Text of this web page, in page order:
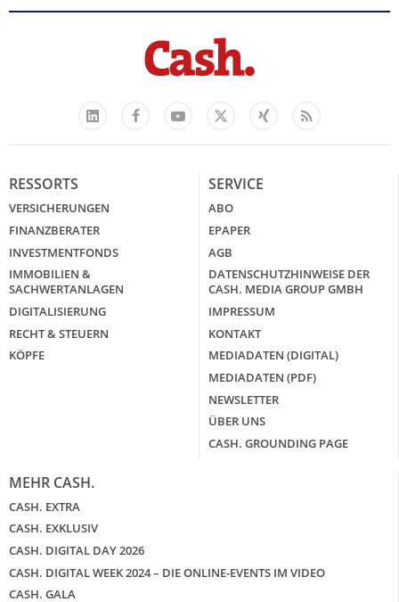
LinkedIn
FacebookYouTube
X
Xing Feed
RESSORTS
VERSICHERUNGEN
FINANZBERATER
INVESTMENTFONDS
IMMOBILIEN &
SACHWERTANLAGEN
DIGITALISIERUNG
RECHT & STEUERN
KÖPFE
SERVICE
ABO
EPAPER
AGB
DATENSCHUTZHINWEISE DER
CASH. MEDIA GROUP GMBH
IMPRESSUM
KONTAKT
MEDIADATEN (DIGITAL)
MEDIADATEN (PDF)
NEWSLETTER
ÜBER UNS
CASH. GROUNDING PAGE
MEHR CASH.
CASH. EXTRA
CASH. EXKLUSIV
CASH. DIGITAL DAY 2026
CASH. DIGITAL WEEK 2024 – DIE ONLINE-EVENTS IM VIDEO
CASH. GALA